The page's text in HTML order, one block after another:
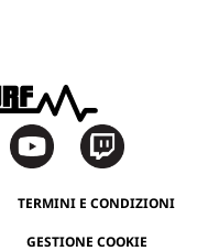
TERMINI E CONDIZIONI
GESTIONE COOKIE